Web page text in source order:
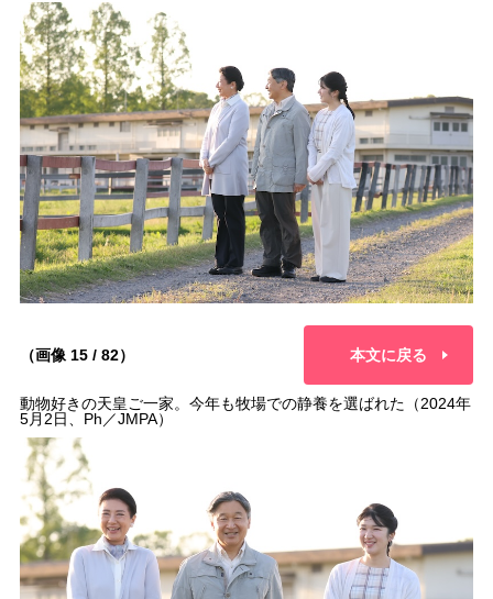
（画像 15 / 82） 本文に戻る
動物好きの天皇ご一家。今年も牧場での静養を選ばれた（2024年
5月2日、Ph／JMPA）